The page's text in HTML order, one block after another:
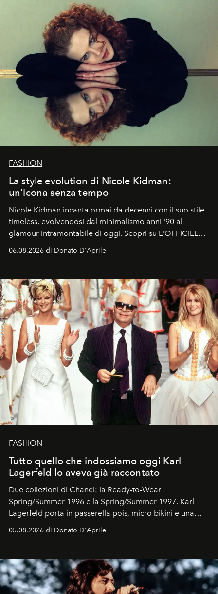
FASHION
La style evolution di Nicole Kidman:
un'icona senza tempo
Nicole Kidman incanta ormai da decenni con il suo stile
timeless, evolvendosi dal minimalismo anni '90 al
glamour intramontabile di oggi. Scopri su L'OFFICIEL
Italia la sua style evolution.
06.08.2026 di Donato D'Aprile
FASHION
Tutto quello che indossiamo oggi Karl
Lagerfeld lo aveva già raccontato
Due collezioni di Chanel: la Ready-to-Wear
Spring/Summer 1996 e la Spring/Summer 1997. Karl
Lagerfeld porta in passerella pois, micro bikini e una
logomania pensata per la spiaggia
Kate, Claudia e Carla una dietro l'altra. Trent'anni dopo,
uno dei documenti più contemporanei che abbiamo.
05.08.2026 di Donato D'Aprile